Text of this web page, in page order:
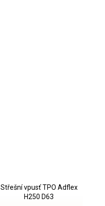
Střešní vpusť TPO Adflex
H250 D63